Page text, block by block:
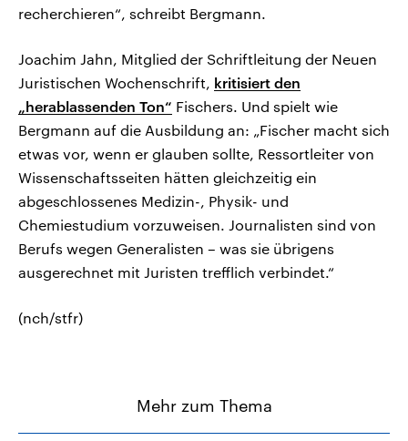
recherchieren“, schreibt Bergmann.
Joachim Jahn, Mitglied der Schriftleitung der Neuen
Juristischen Wochenschrift, kritisiert den
„herablassenden Ton“ Fischers. Und spielt wie
Bergmann auf die Ausbildung an: „Fischer macht sich
etwas vor, wenn er glauben sollte, Ressortleiter von
Wissenschaftsseiten hätten gleichzeitig ein
abgeschlossenes Medizin-, Physik- und
Chemiestudium vorzuweisen. Journalisten sind von
Berufs wegen Generalisten – was sie übrigens
ausgerechnet mit Juristen trefflich verbindet.“
(nch/stfr)
Mehr zum Thema